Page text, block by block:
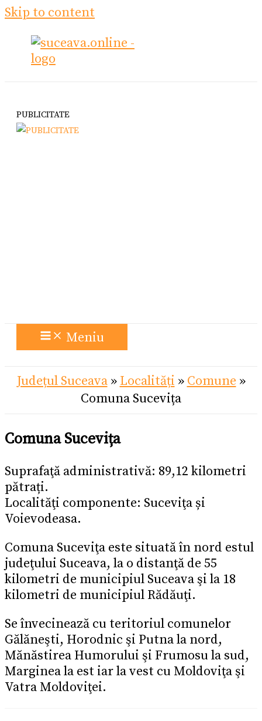
Skip to content
PUBLICITATE
Meniu
Județul Suceava» Localități » Comune »
Comuna Sucevița
Comuna Sucevița
Suprafaţă administrativă: 89,12 kilometri
pătrați.
Localităţi componente: Suceviţa și
Voievodeasa.
Comuna Suceviţa este situată în nord estul
judeţului Suceava, la o distanţă de 55
kilometri de municipiul Suceava şi la 18
kilometri de municipiul Rădăuţi.
Se învecinează cu teritoriul comunelor
Gălăneşti, Horodnic şi Putna la nord,
Mănăstirea Humorului şi Frumosu la sud,
Marginea la est iar la vest cu Moldoviţa şi
Vatra Moldoviţei.